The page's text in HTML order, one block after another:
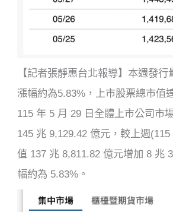
【記者張靜惠台北報導】本週發
漲幅約為5.83%，上市股票總市值
115 年 5 月 29 日全體上市公司市
145 兆 9,129.42 億元，較上週
值 137 兆 8,811.82 億元增加 8 兆
幅約為 5.83%。